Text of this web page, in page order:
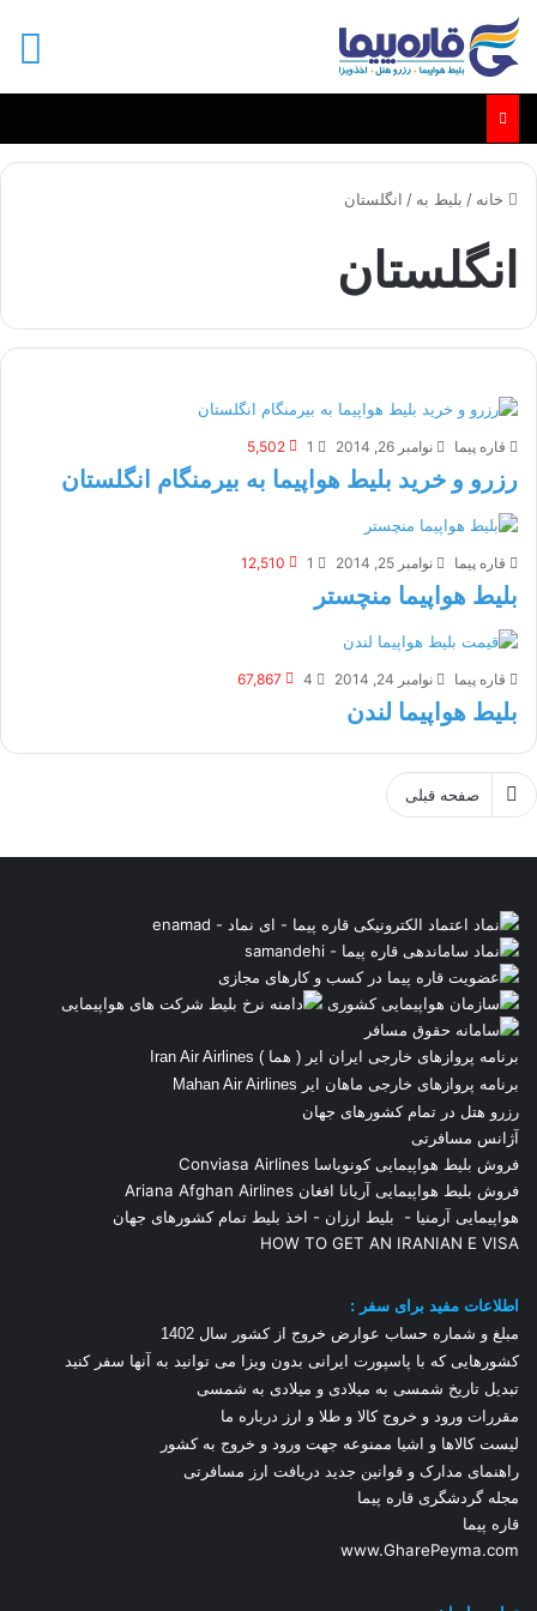
خانه / بلیط به / انگلستان
انگلستان
قاره پیما نوامبر 26, 2014 1
5,502
رزرو و خرید بلیط هواپیما به بیرمنگام انگلستان
قاره پیما نوامبر 25, 2014 1
12,510
بلیط هواپیما منچستر
قاره پیما نوامبر 24, 2014 4
67,867
بلیط هواپیما لندن
صفحه قبلی
برنامه پروازهای خارجی ایران ایر ( هما ) Iran Air Airlines
برنامه پروازهای خارجی ماهان ایر Mahan Air Airlines
رزرو هتل در تمام کشورهای جهان
آژانس مسافرتی
فروش بلیط هواپیمایی کونویاسا Conviasa Airlines
فروش بلیط هواپیمایی آریانا افغان Ariana Afghan Airlines
هواپیمایی آرمنیا - بلیط ارزان - اخذ بلیط تمام کشورهای جهان
HOW TO GET AN IRANIAN E VISA
اطلاعات مفید برای سفر :
مبلغ و شماره حساب عوارض خروج از کشور سال 1 402
کشورهایی که با پاسپورت ایرانی بدون ویزا می توانید به آنها سفر کنید
تبدیل تاریخ شمسی به میلادی و میلادی به شمسی
مقررات ورود و خروج کالا و طلا و ارز درباره ما
لیست کالاها و اشیا ممنوعه جهت ورود و خروج به کشور
راهنمای مدارک و قوانین جدید دریافت ارز مسافرتی
مجله گردشگری قاره پیما
قاره پیما
www.GharePeyma.com